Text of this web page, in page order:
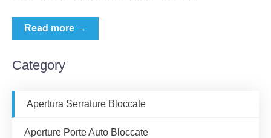
Read more →
Category
Apertura Serrature Bloccate
Aperture Porte Auto Bloccate